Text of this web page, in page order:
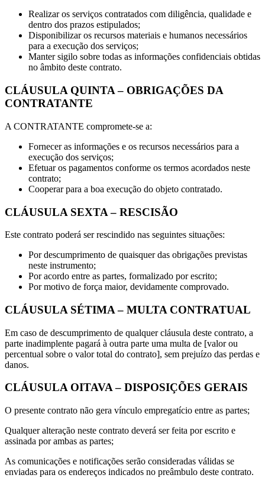
Realizar os serviços contratados com diligência, qualidade e
dentro dos prazos estipulados;
Disponibilizar os recursos materiais e humanos necessários
para a execução dos serviços;
Manter sigilo sobre todas as informações confidenciais obtidas
no âmbito deste contrato.
CLÁUSULA QUINTA – OBRIGAÇÕES DA
CONTRATANTE
A CONTRATANTE compromete-se a:
Fornecer as informações e os recursos necessários para a
execução dos serviços;
Efetuar os pagamentos conforme os termos acordados neste
contrato;
Cooperar para a boa execução do objeto contratado.
CLÁUSULA SEXTA – RESCISÃO
Este contrato poderá ser rescindido nas seguintes situações:
Por descumprimento de quaisquer das obrigações previstas
neste instrumento;
Por acordo entre as partes, formalizado por escrito;
Por motivo de força maior, devidamente comprovado.
CLÁUSULA SÉTIMA – MULTA CONTRATUAL
Em caso de descumprimento de qualquer cláusula deste contrato, a
parte inadimplente pagará à outra parte uma multa de [valor ou
percentual sobre o valor total do contrato], sem prejuízo das perdas e
danos.
CLÁUSULA OITAVA – DISPOSIÇÕES GERAIS
O presente contrato não gera vínculo empregatício entre as partes;
Qualquer alteração neste contrato deverá ser feita por escrito e
assinada por ambas as partes;
As comunicações e notificações serão consideradas válidas se
enviadas para os endereços indicados no preâmbulo deste contrato.